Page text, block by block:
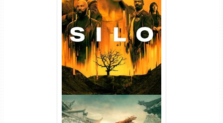
Silo 1ª Temporada Torrent
(2023) WEB-DL
720p/1080p/4K Dual Áudio